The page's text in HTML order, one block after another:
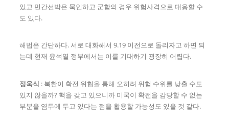
있고 민간선박은 묵인하고 군함의 경우 위험사격으로 대응할 수
도 있다.
해법은 간단하다. 서로 대화해서 9.19 이전으로 돌리자고 하면 되
는데 현재 윤석열 정부에서는 이를 기대하기 굉장히 어렵다.
정욱식 : 북한이 확전 위협을 통해 오히려 위험 수위를 낮출 수도
있지 않을까? 핵을 갖고 있으니까 미국이 확전을 감당할 수 없는
부분을 염두에 두고 있다는 점을 활용할 가능성도 있을 것 같다.